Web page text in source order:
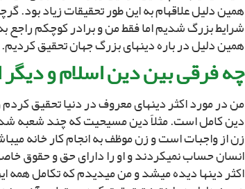
همین دلیل علاقه‏ام به این طور تحقیقات زیاد بود.
شرایط بزرگ شدیم اما فقط من و برادر کوچکم
همین دلیل در باره دین‏هاى بزرگ جهان تحقیق کردیم.
چه فرقى بین دین اسلام و دیگر
من در مورد اکثر دین‏هاى معروف در دنیا تحقیق کردم
دین کامل است. مثلاً دین مسیحیت که چند شعبه
زن از واجبات است و زن موظف به انجام کار خانه
انسان حساب نمى‏کردند و او را داراى حق و حقوق
اکثر دین‏ها دیده مى‏شد و من مى‏دیدم که تکامل همه